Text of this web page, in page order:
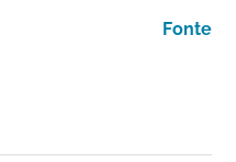
Fonte